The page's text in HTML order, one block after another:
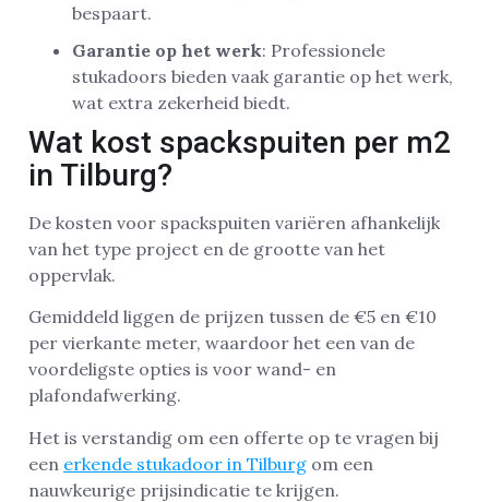
bespaart.
Garantie op het werk: Professionele
stukadoors bieden vaak garantie op het werk,
wat extra zekerheid biedt.
Wat kost spackspuiten per m2
in Tilburg?
De kosten voor spackspuiten variëren afhankelijk
van het type project en de grootte van het
oppervlak.
Gemiddeld liggen de prijzen tussen de €5 en €10
per vierkante meter, waardoor het een van de
voordeligste opties is voor wand- en
plafondafwerking.
Het is verstandig om een offerte op te vragen bij
een erkende stukadoor in Tilburg om een
nauwkeurige prijsindicatie te krijgen.